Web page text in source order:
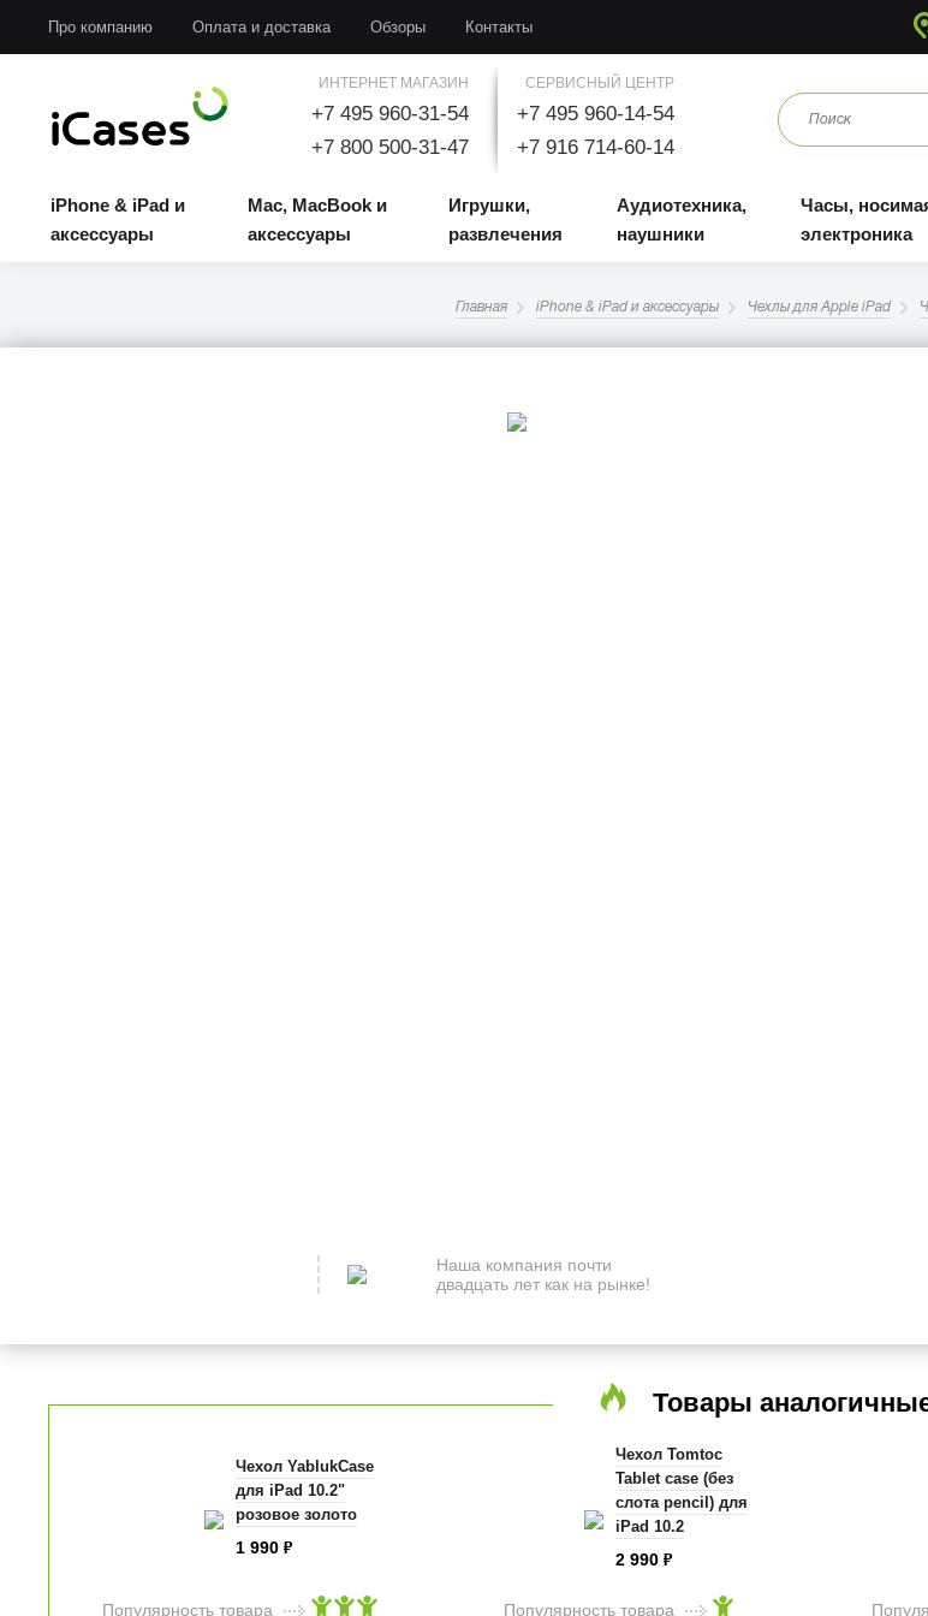
Про компанию Оплата и доставка Обзоры Контакты
ИНТЕРНЕТ МАГАЗИН
+7 495 960-31-54
+7 800 500-31-47
СЕРВИСНЫЙ ЦЕНТР
+7 495 960-14-54
+7 916 714-60-14
iPhone & iPad и
аксессуары
Mac, MacBook и
аксессуары
Игрушки,
развлечения
Аудиотехника,
наушники
Часы,
электроника
Главная iPhone & iPad и аксессуары Чехлы для Apple iPad
Наша компания почти
двадцать лет как на рынке!
Товары
Чехол YablukCase
для iPad 10.2"
розовое золото
1 990₽
Популярность товара
Чехол Tomtoc
Tablet case (без
слота pencil) для
iPad 10.2
фиолетовый (B02-
2 990 ₽
Популярность товара